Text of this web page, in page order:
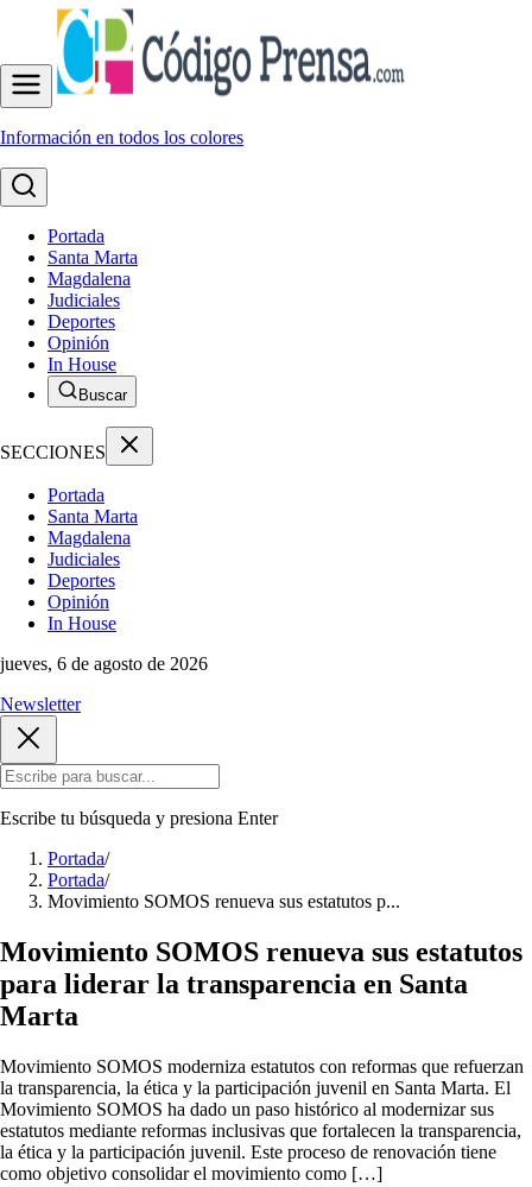
Información en todos los colores
Portada
Santa Marta
Magdalena
Judiciales
Deportes
Opinión
In House
Buscar
SECCIONES
Portada
Santa Marta
Magdalena
Judiciales
Deportes
Opinión
In House
jueves, 6 de agosto de 2026
Newsletter
Escribe tu búsqueda y presiona Enter
Portada/
Portada/
Movimiento SOMOS renueva sus estatutos p...
Movimiento SOMOS renueva sus estatutos
para liderar la transparencia en Santa
Marta
Movimiento SOMOS moderniza estatutos con reformas que refuerzan
la transparencia, la ética y la participación juvenil en Santa Marta. El
Movimiento SOMOS ha dado un paso histórico al modernizar sus
estatutos mediante reformas inclusivas que fortalecen la transparencia,
la ética y la participación juvenil. Este proceso de renovación tiene
como objetivo consolidar el movimiento como […]